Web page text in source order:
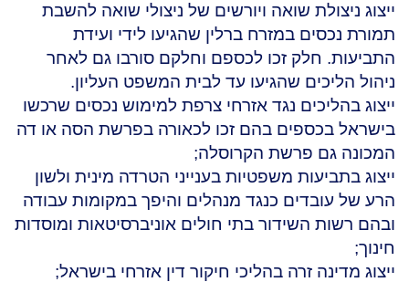
ייצוג ניצולת שואה ויורשים של ניצולי שואה להשבת
תמורת נכסים במזרח ברלין שהגיעו לידי ועידת
התביעות. חלק זכו לכספם וחלקם סורבו גם לאחר
ניהול הליכים שהגיעו עד לבית המשפט העליון.
ייצוג בהליכים נגד אזרחי צרפת למימוש נכסים שרכשו
בישראל בכספים בהם זכו לכאורה בפרשת הסה או דה
המכונה גם פרשת הקרוסלה;
ייצוג בתביעות משפטיות בענייני הטרדה מינית ולשון
הרע של עובדים כנגד מנהלים והיפך במקומות עבודה
ובהם רשות השידור בתי חולים אוניברסיטאות ומוסדות
חינוך;
ייצוג מדינה זרה בהליכי חיקור דין אזרחי בישראל;